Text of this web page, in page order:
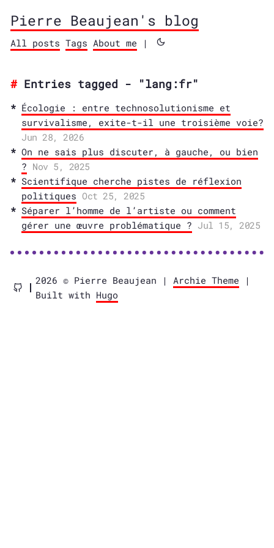
Pierre Beaujean's blog
All posts Tags About me |
Entries tagged - "lang:fr"
Écologie : entre technosolutionisme et
survivalisme, exite-t-il une troisième voie?
Jun 28, 2026
On ne sais plus discuter, à gauche, ou bien
? Nov 5, 2025
Scientifique cherche pistes de réflexion
politiques Oct 25, 2025
Séparer l’homme de l’artiste ou comment
gérer une œuvre problématique ? Jul 15, 2025
2026 © Pierre Beaujean | Archie Theme |
Built with Hugo